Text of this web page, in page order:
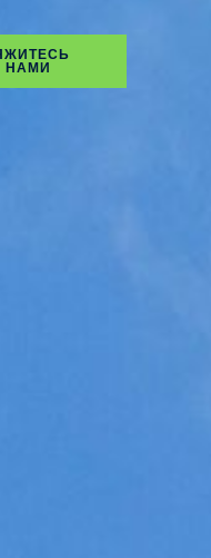
НАМИ